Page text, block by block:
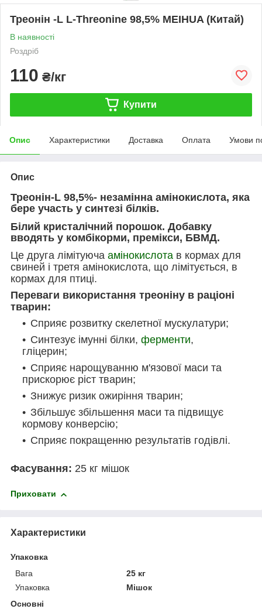
Треонін -L L-Threonine 98,5% MEIHUA (Китай)
В наявності
Роздріб
110 ₴/кг
Купити
Опис Характеристики Доставка Оплата Умови
Опис
Треонін-L 98,5%- незамінна амінокислота, яка
бере участь у синтезі білків.
Білий кристалічний порошок. Добавку
вводять у комбікорми, премікси, БВМД.
Це друга лімітуюча амінокислота в кормах для
свиней і третя амінокислота, що лімітується, в
кормах для птиці.
Переваги використання треоніну в раціоні
тварин:
Сприяє розвитку скелетної мускулатури;
Синтезує імунні білки, ферменти,
гліцерин;
Сприяє нарощуванню м'язової маси та
прискорює ріст тварин;
Знижує ризик ожиріння тварин;
Збільшує збільшення маси та підвищує
кормову конверсію;
Сприяє покращенню результатів годівлі.
Фасування: 25 кг мішок
Приховати
Характеристики
Упаковка
Вага
25 кг
Упаковка
Мішок
Основні